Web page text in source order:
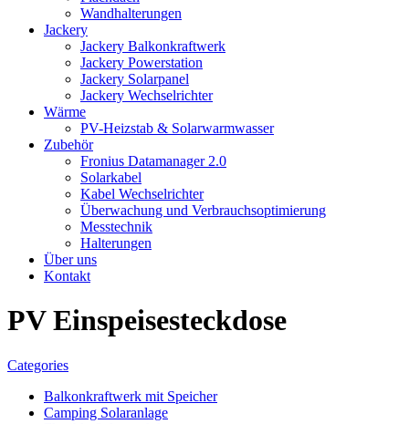
Wandhalterungen
Jackery
Jackery Balkonkraftwerk
Jackery Powerstation
Jackery Solarpanel
Jackery Wechselrichter
Wärme
PV-Heizstab & Solarwarmwasser
Zubehör
Fronius Datamanager 2.0
Solarkabel
Kabel Wechselrichter
Überwachung und Verbrauchsoptimierung
Messtechnik
Halterungen
Über uns
Kontakt
PV Einspeisesteckdose
Categories
Balkonkraftwerk mit Speicher
Camping Solaranlage